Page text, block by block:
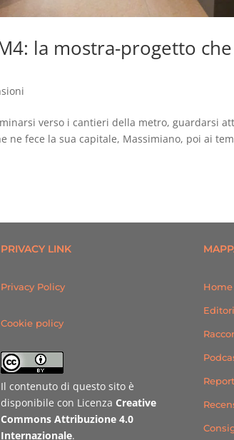
la mostra-progetto che
verso i cantieri della metro, guardarsi
ne fece la sua capitale, Massimiano, poi ai
PRIVACY LINK
Privacy Policy
Cookie policy
Il contenuto di questo sito è
disponibile con Licenza Creative
Commons Attribuzione 4.0
Internazionale.
Home